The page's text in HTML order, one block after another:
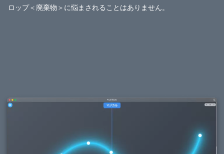
ロップ＜廃棄物＞に悩まされることはありません。